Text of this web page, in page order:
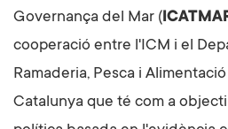
Governança del Mar (
cooperació entre l'ICM i el
Ramaderia, Pesca i
Catalunya que té com a